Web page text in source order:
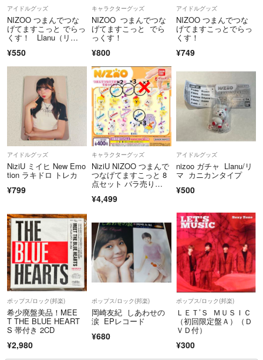
見て納得してから購入下さい。
・新品を含め一度人の手に渡った商品です。神経質な方は購入を控えて
下さい。
・CD及びDVD(Blu-ray Disc含む）のケースは発売時のものから交換し
ている場合があります。
・サンプル品、レンタル落ちに気付いていない場合もあります。
・サンプル品は販売されている商品と違い、特典及び全ての曲が入って
いるとは限りません。
・「購入して良いですか？」は必要有りません。即購入可能です。
・発送や連絡は夜中になります。
・商品によっては、自宅以外に保管している場合があるので、発送まで
2〜3日かかります。
（連休の場合、もう少しお時間を頂くかもしれません）
・ケースの中に管理用の番号テープ（容易に剥がれるもの）が残ってい
る場合があります。
よろしくお願いします。 浪人レーダー
アイドルグッズ
NIZOO つまんでつな
げてますこっと でらっ
くす！ Llanu（リ
¥550
キャラクターグッズ
NIZOO つまんでつな
げてますこっと でら
っくす！
¥800
アイドルグッズ
NIZOO つまんでつな
げてますこっとでらっ
くす！
¥749
アイドルグッズ
NiziU ミイヒ New Emo
tion ラキドロ トレカ
¥799
キャラクターグッズ
NiziU NIZOO つまんで
つなげてますこっと 8
点セット バラ売り
チャ リチュ リヨ マヤ
¥4,499
アイドルグッズ
nizoo ガチャ Llanu/リ
マ カニカンタイプ
¥500
ポップス/ロック(邦楽)
希少廃盤美品！MEE
T THE BLUE HEART
S 帯付き 2CD
¥2,980
ポップス/ロック(邦楽)
岡崎友紀 しあわせの
涙 EPレコード
¥680
ポップス/ロック(邦楽)
ＬＥＴ’Ｓ ＭＵＳＩＣ
（初回限定盤Ａ）（Ｄ
ＶＤ付）
¥300